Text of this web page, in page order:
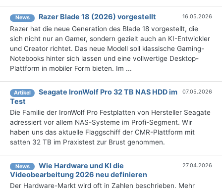
News Razer Blade 18 (2026) vorgestellt 16.05.2026
Razer hat die neue Generation des Blade 18 vorgestellt, die
sich nicht nur an Gamer, sondern gezielt auch an KI-Entwickler
und Creator richtet. Das neue Modell soll klassische Gaming-
Notebooks hinter sich lassen und eine vollwertige Desktop-
Plattform in mobiler Form bieten. Im ...
Artikel
Seagate IronWolf Pro 32 TB NAS HDD im
Test
07.05.2026
Die Familie der IronWolf Pro Festplatten von Hersteller Seagate
adressiert vor allem NAS-Systeme im Profi-Segment. Wir
haben uns das aktuelle Flaggschiff der CMR-Plattform mit
satten 32 TB im Praxistest zur Brust genommen.
News
Wie Hardware und KI die
Videobearbeitung 2026 neu definieren
27.04.2026
Der Hardware-Markt wird oft in Zahlen beschrieben. Mehr